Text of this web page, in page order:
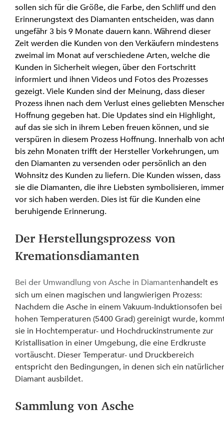
sollen sich für die Größe, die Farbe, den Schliff und den
Erinnerungstext des Diamanten entscheiden, was dann
ungefähr 3 bis 9 Monate dauern kann. Während dieser
Zeit werden die Kunden von den Verkäufern mindestens
zweimal im Monat auf verschiedene Arten, welche die
Kunden in Sicherheit wiegen, über den Fortschritt
informiert und ihnen Videos und Fotos des Prozesses
gezeigt. Viele Kunden sind der Meinung, dass dieser
Prozess ihnen nach dem Verlust eines geliebten
Hoffnung gegeben hat. Die Updates sind ein Highlight,
auf das sie sich in ihrem Leben freuen können, und sie
verspüren in diesem Prozess Hoffnung. Innerhalb von
bis zehn Monaten trifft der Hersteller Vorkehrungen, um
den Diamanten zu versenden oder persönlich an den
Wohnsitz des Kunden zu liefern. Die Kunden wissen, dass
sie die Diamanten, die ihre Liebsten symbolisieren,
vor sich haben werden. Dies ist für die Kunden eine
beruhigende Erinnerung.
Der Herstellungsprozess von
Kremationsdiamanten
Bei der Umwandlung von Asche in Diamantenhandelt es
sich um einen magischen und langwierigen Prozess:
Nachdem die Asche in einem Vakuum-Induktionsofen bei
hohen Temperaturen (5400 Grad) gereinigt wurde,
sie in Hochtemperatur- und Hochdruckinstrumente zur
Kristallisation in einer Umgebung, die eine Erdkruste
vortäuscht. Dieser Temperatur- und Druckbereich
entspricht den Bedingungen, in denen sich ein
Diamant ausbildet.
Sammlung von Asche